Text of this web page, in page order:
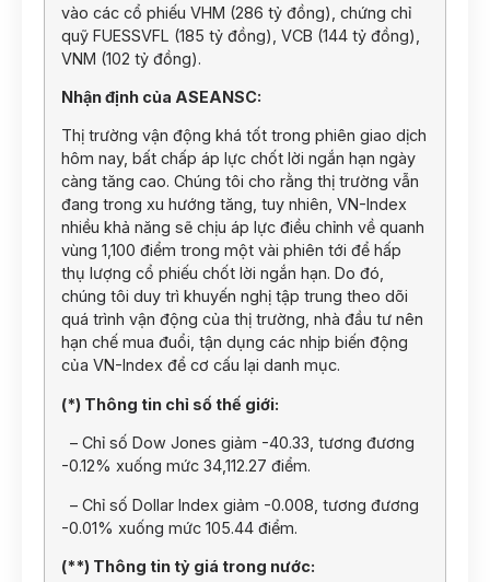
vào các cổ phiếu VHM (286 tỷ đồng), chứng chỉ
quỹ FUESSVFL (185 tỷ đồng), VCB (144 tỷ đồng),
VNM (102 tỷ đồng).
Nhận định của ASEANSC:
Thị trường vận động khá tốt trong phiên giao dịch
hôm nay, bất chấp áp lực chốt lời ngắn hạn ngày
càng tăng cao. Chúng tôi cho rằng thị trường vẫn
đang trong xu hướng tăng, tuy nhiên, VN-Index
nhiều khả năng sẽ chịu áp lực điều chỉnh về quanh
vùng 1,100 điểm trong một vài phiên tới để hấp
thụ lượng cổ phiếu chốt lời ngắn hạn. Do đó,
chúng tôi duy trì khuyến nghị tập trung theo dõi
quá trình vận động của thị trường, nhà đầu tư nên
hạn chế mua đuổi, tận dụng các nhịp biến động
của VN-Index để cơ cấu lại danh mục.
(*) Thông tin chỉ số thế giới:
– Chỉ số Dow Jones giảm -40.33, tương đương
-0.12% xuống mức 34,112.27 điểm.
– Chỉ số Dollar Index giảm -0.008, tương đương
-0.01% xuống mức 105.44 điểm.
(**) Thông tin tỷ giá trong nước: